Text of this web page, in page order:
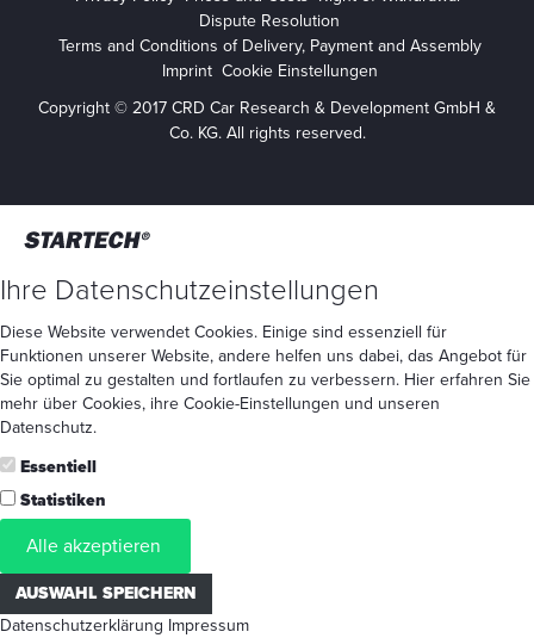
Dispute Resolution
Terms and Conditions of Delivery, Payment and Assembly
Imprint Cookie Einstellungen
Copyright © 2017 CRD Car Research & Development GmbH &
Co. KG. All rights reserved.
Ihre Datenschutzeinstellungen
Diese Website verwendet Cookies. Einige sind essenziell für
Funktionen unserer Website, andere helfen uns dabei, das Angebot für
Sie optimal zu gestalten und fortlaufen zu verbessern. Hier erfahren Sie
mehr über Cookies, ihre Cookie-Einstellungen und unseren
Datenschutz.
Essentiell
Statistiken
Alle akzeptieren
AUSWAHL SPEICHERN
Datenschutzerklärung Impressum